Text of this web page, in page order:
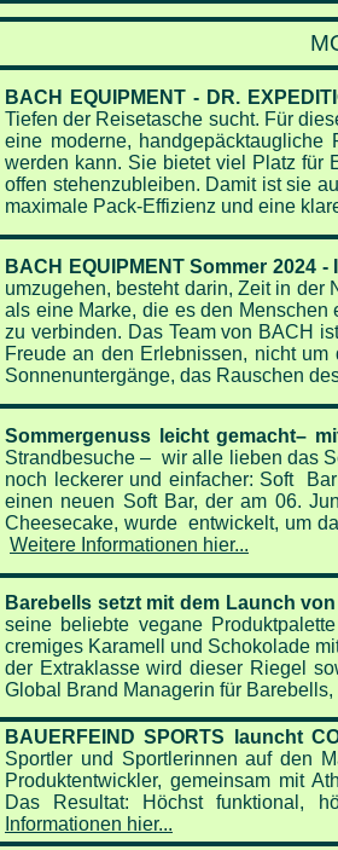
BACH EQUIPMENT - DR.
Tiefen der Reisetasche sucht. Für
eine moderne,
werden kann. Sie bietet viel Platz für
offen stehenzubleiben. Damit ist sie
maximale Pack-Effizienz und eine
BACH EQUIPMENT Sommer 2024
umzugehen, besteht darin, Zeit in der
als eine Marke, die es den
zu verbinden. Das Team von BACH
Freude an den Erlebnissen, nicht
Sonnenuntergänge, das Rauschen
Sommergenuss leicht gemacht–
Strandbesuche – wir alle lieben das
noch leckerer und einfacher: Soft
einen neuen Soft Bar, der am 06.
Cheesecake, wurde entwickelt, um
Weitere Informationen hier...
Barebells setzt mit dem Launch
seine beliebte vegane
cremiges Karamell und Schokolade
der Extraklasse wird dieser Riegel
Global Brand Managerin für Barebells,
BAUERFEIND SPORTS launcht
Sportler und Sportlerinnen auf den
Produktentwickler, gemeinsam mit
Das Resultat: Höchst funktional,
Informationen hier...